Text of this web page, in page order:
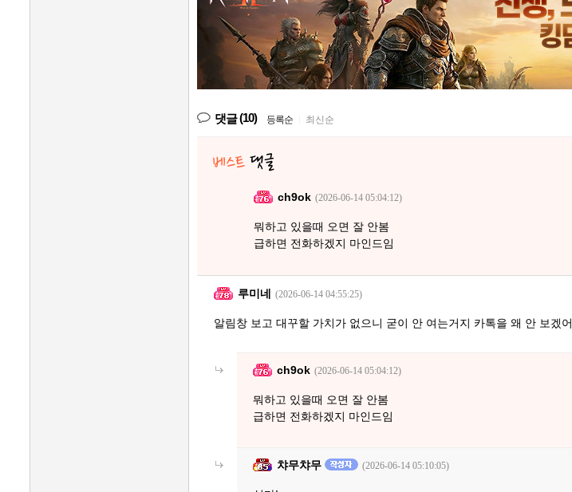
댓글(10) 등록순 최신순
ch9ok (2026-06-14 05:04:12)
뭐하고 있을때 오면 잘 안봄
급하면 전화하겠지 마인드임
루미네 (2026-06-14 04:55:25)
알림창 보고 대꾸할 가치가 없으니 굳이 안 여는거지 카톡을 왜 안 보겠어
ch9ok (2026-06-14 05:04:12)
뭐하고 있을때 오면 잘 안봄
급하면 전화하겠지 마인드임
챠무챠무 (2026-06-14 05:10:05)